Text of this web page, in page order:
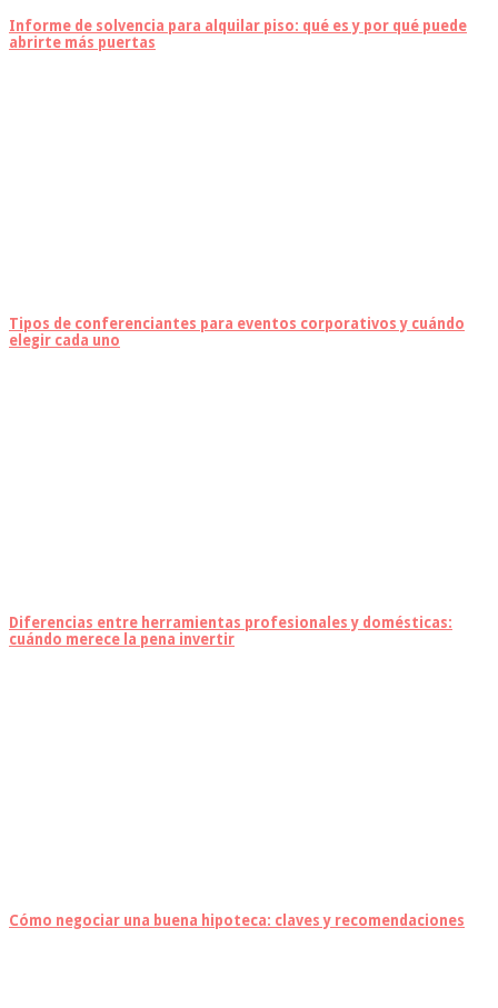
Informe de solvencia para alquilar piso: qué es y por qué puede
abrirte más puertas
Tipos de conferenciantes para eventos corporativos y cuándo
elegir cada uno
Diferencias entre herramientas profesionales y domésticas:
cuándo merece la pena invertir
Cómo negociar una buena hipoteca: claves y recomendaciones